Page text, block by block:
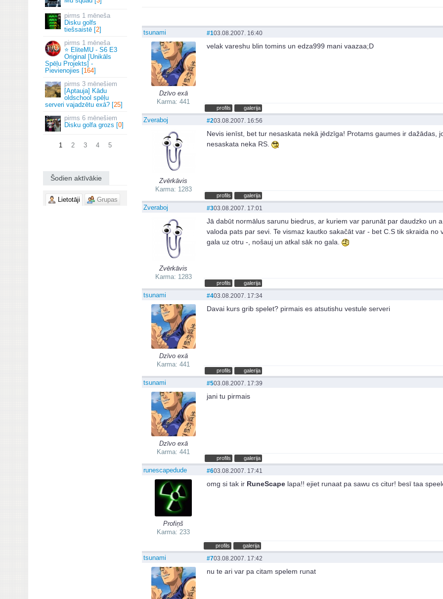
1 mēneša
Disku golfs
tiešsaistē [2]
1 mēneša
⭐ EliteMU - S6 E3
Original [Unikāls
Spēļu Projekts] -
Pievienojies [164]
3 mēnešiem
[Aptauja] Kādu
oldschool spēļu
serveri vajadzētu exā? [25]
6 mēnešiem
Disku golfa grozs [0]
1 2 3 4 5
Šodien aktīvākie
Lietotāji Grupas
tsunami
Dzīvo exā
Karma: 441
#103.08.2007. 16:40
velak vareshu blin tomins un edza999 mani vaazaa;D
profils galerija
Zveraboj
Zvērkāvis
Karma: 1283
#203.08.2007. 16:56
Nevis ienīst, bet tur nesaskata nekā jēdzīga! Protams gaumes ir dažādas,
nesaskata neka RS.
profils galerija
Zveraboj
Zvērkāvis
Karma: 1283
#303.08.2007. 17:01
Jā dabūt normālus sarunu biedrus, ar kuriem var parunāt par daudzko un
valoda pats par sevi. Te vismaz kautko sakačāt var - bet C.S tik skraida no
gala uz otru -, nošauj un atkal sāk no gala.
profils galerija
tsunami
Dzīvo exā
Karma: 441
#403.08.2007. 17:34
Davai kurs grib spelet? pirmais es atsutishu vestule serveri
profils galerija
tsunami
Dzīvo exā
Karma: 441
#503.08.2007. 17:39
jani tu pirmais
profils galerija
runescapedude
Profiņš
Karma: 233
#603.08.2007. 17:41
omg si tak ir RuneScape lapa!! ejiet runaat pa sawu cs citur! besī taa
profils galerija
tsunami #703.08.2007. 17:42
nu te ari var pa citam spelem runat